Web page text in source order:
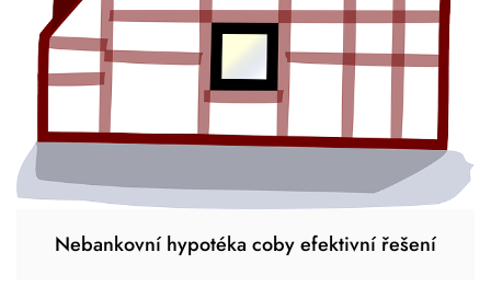
Nebankovní hypotéka coby efektivní řešení